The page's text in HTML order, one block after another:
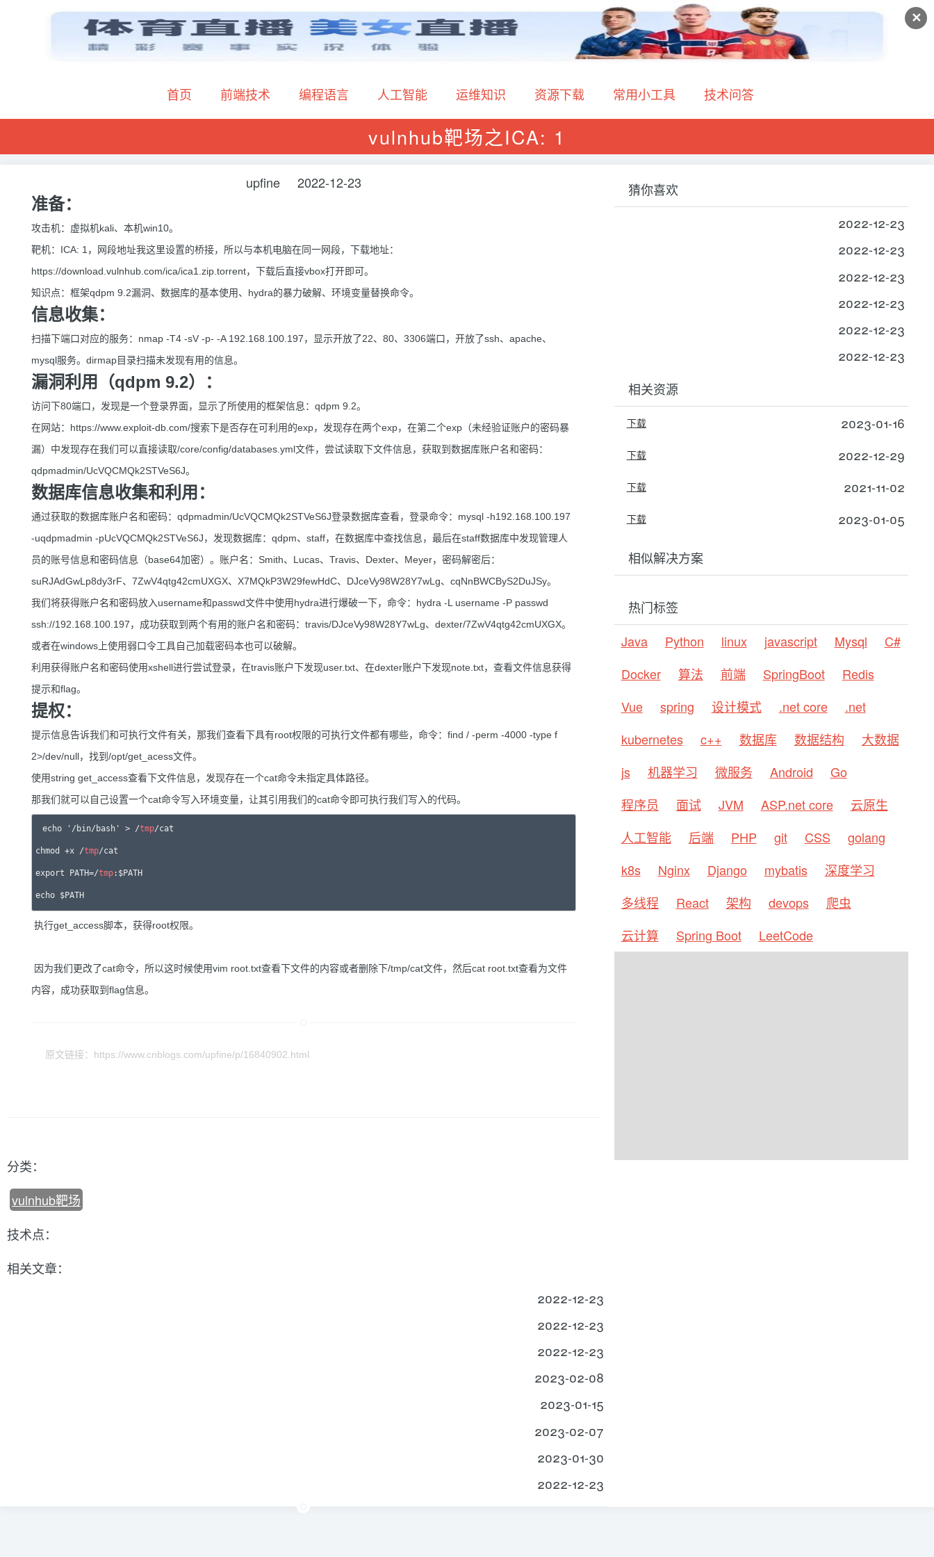
✕
首页 前端技术 编程语言 人工智能 运维知识 资源下载 常用小工具 技术问答
vulnhub靶场之ICA: 1
upfine 2022-12-23
准备：
攻击机：虚拟机kali、本机win10。
靶机：ICA: 1，网段地址我这里设置的桥接，所以与本机电脑在同一网段，下载地址：
https://download.vulnhub.com/ica/ica1.zip.torrent，下载后直接vbox打开即可。
知识点：框架qdpm 9.2漏洞、数据库的基本使用、hydra的暴力破解、环境变量替换命令。
信息收集：
扫描下端口对应的服务：nmap -T4 -sV -p- -A 192.168.100.197，显示开放了22、80、3306端口，开放了ssh、apache、
mysql服务。dirmap目录扫描未发现有用的信息。
漏洞利用（qdpm 9.2）：
访问下80端口，发现是一个登录界面，显示了所使用的框架信息：qdpm 9.2。
在网站：https://www.exploit-db.com/搜索下是否存在可利用的exp，发现存在两个exp，在第二个exp（未经验证账户的密码暴
漏）中发现存在我们可以直接读取/core/config/databases.yml文件，尝试读取下文件信息，获取到数据库账户名和密码：
qdpmadmin/UcVQCMQk2STVeS6J。
数据库信息收集和利用：
通过获取的数据库账户名和密码：qdpmadmin/UcVQCMQk2STVeS6J登录数据库查看，登录命令：mysql -h192.168.100.197
-uqdpmadmin -pUcVQCMQk2STVeS6J，发现数据库：qdpm、staff，在数据库中查找信息，最后在staff数据库中发现管理人
员的账号信息和密码信息（base64加密）。账户名：Smith、Lucas、Travis、Dexter、Meyer，密码解密后：
suRJAdGwLp8dy3rF、7ZwV4qtg42cmUXGX、X7MQkP3W29fewHdC、DJceVy98W28Y7wLg、cqNnBWCByS2DuJSy。
我们将获得账户名和密码放入username和passwd文件中使用hydra进行爆破一下，命令：hydra -L username -P passwd
ssh://192.168.100.197，成功获取到两个有用的账户名和密码：travis/DJceVy98W28Y7wLg、dexter/7ZwV4qtg42cmUXGX。
或者在windows上使用弱口令工具自己加载密码本也可以破解。
利用获得账户名和密码使用xshell进行尝试登录，在travis账户下发现user.txt、在dexter账户下发现note.txt，查看文件信息获得
提示和flag。
提权：
提示信息告诉我们和可执行文件有关，那我们查看下具有root权限的可执行文件都有哪些，命令：find / -perm -4000 -type f
2>/dev/null，找到/opt/get_acess文件。
使用string get_access查看下文件信息，发现存在一个cat命令未指定具体路径。
那我们就可以自己设置一个cat命令写入环境变量，让其引用我们的cat命令即可执行我们写入的代码。
echo '/bin/bash' > /tmp/cat
chmod +x /tmp/cat
export PATH=/tmp:$PATH
echo $PATH
执行get_access脚本，获得root权限。
因为我们更改了cat命令，所以这时候使用vim root.txt查看下文件的内容或者删除下/tmp/cat文件，然后cat root.txt查看为文件
内容，成功获取到flag信息。
原文链接：https://www.cnblogs.com/upfine/p/16840902.html
分类：
vulnhub靶场
技术点：
相关文章：
2022-12-23
2022-12-23
2022-12-23
2023-02-08
2023-01-15
2023-02-07
2023-01-30
2022-12-23
猜你喜欢
2022-12-23
2022-12-23
2022-12-23
2022-12-23
2022-12-23
2022-12-23
相关资源
下载 2023-01-16
下载 2022-12-29
下载 2021-11-02
下载 2023-01-05
相似解决方案
热门标签
Java
Python linux javascript Mysql
C#
Docker
算法 前端 SpringBoot
Redis
Vue
spring 设计模式 .net core
.net
kubernetes
c++ 数据库 数据结构
大数据
js
机器学习 微服务 Android
Go
程序员
面试 JVM ASP.net core
云原生
人工智能
后端 PHP git CSS
golang
k8s
Nginx Django mybatis
深度学习
多线程
React 架构 devops
爬虫
云计算
Spring Boot LeetCode